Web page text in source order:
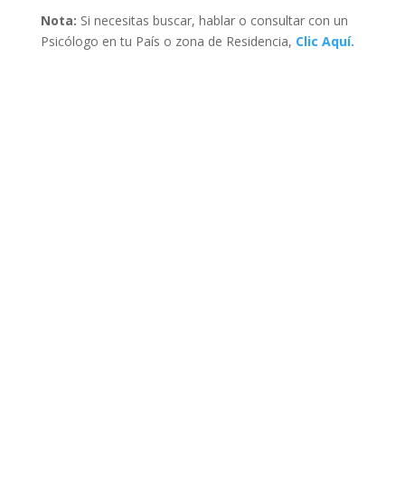
Nota: Si necesitas buscar, hablar o consultar con un
Psicólogo en tu País o zona de Residencia, Clic Aquí.